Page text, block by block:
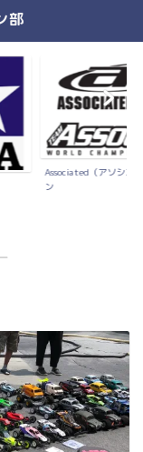
部
Associated（アソシエ
ン